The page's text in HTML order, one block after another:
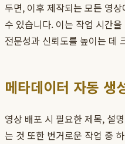
두면, 이후 제작되는 모든 영
수 있습니다. 이는 작업 시간
전문성과 신뢰도를 높이는 데
메타데이터 자동 생
영상 배포 시 필요한 제목, 설
는 것 또한 번거로운 작업 중